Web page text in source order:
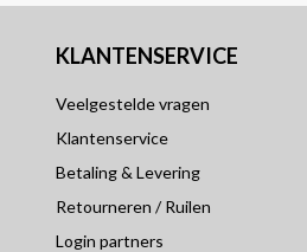
KLANTENSERVICE
Veelgestelde vragen
Klantenservice
Betaling & Levering
Retourneren / Ruilen
Login partners